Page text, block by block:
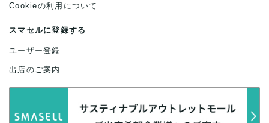
Cookieの利用について
スマセルに登録する
ユーザー登録
出店のご案内